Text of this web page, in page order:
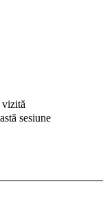
vizită
sesiune